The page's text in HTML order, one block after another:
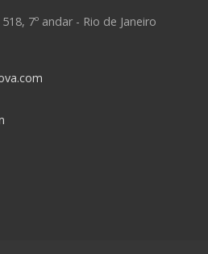
7º andar - Rio de Janeiro